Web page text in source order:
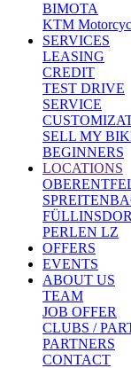
BIMOTA
KTM
SERVICES
LEASING
CREDIT
TEST DRIVE
SERVICE
SELL MY
BEGINNERS
LOCATIONS
PERLEN LZ
OFFERS
EVENTS
ABOUT US
TEAM
JOB OFFER
CLUBS /
PARTNERS
CONTACT